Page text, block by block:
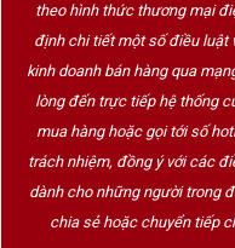
theo hình thức thương mại
định chi tiết một số điều luật
kinh doanh bán hàng qua
lòng đến trực tiếp hệ thống
mua hàng hoặc gọi tới số
trách nhiệm, đồng ý với các
dành cho những người trong
chia sẻ hoặc chuyển tiếp